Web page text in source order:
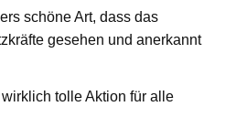
schöne Art, dass das
gesehen und anerkannt
tolle Aktion für alle